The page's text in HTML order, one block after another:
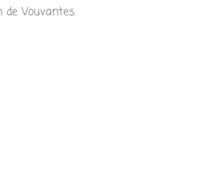
Vouvantes